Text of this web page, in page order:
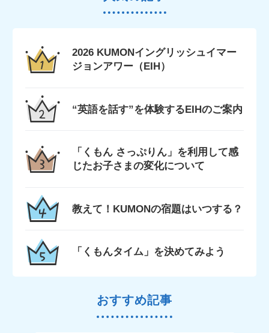
2026 KUMONイングリッシュイマー
ジョンアワー（EIH）
“英語を話す”を体験するEIHのご案内
「くもん さっぷりん」を利用して感
じたお子さまの変化について
教えて！KUMONの宿題はいつする？
「くもんタイム」を決めてみよう
おすすめ記事